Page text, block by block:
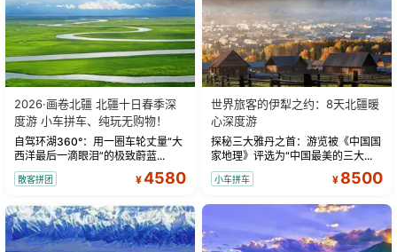
2026·画卷北疆 北疆十日春季深
度游 小车拼车、纯玩无购物！
自驾环湖360°：用一圈车轮丈量“大
西洋最后一滴眼泪”的极致蔚蓝...
散客拼团 ¥4580
世界旅客的伊犁之约：8天北疆暖
心深度游
探秘三大雅丹之首：游览被《中国国
家地理》评选为“中国最美的三大...
小车拼车 ¥ 8500